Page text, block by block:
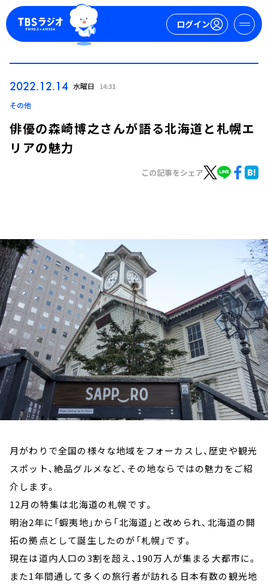
ログイン
トピックス
TBS Podcast
お知らせ
イベント・グッズ
YouTube
会社情報
2022.12.14 水曜日 14:31
その他
俳優の森崎博之さんが語る北海道と札幌エ
リアの魅力
この記事をシェア
月がわりで全国の様々な地域をフォーカスし、歴史や観光
スポット、絶品グルメなど、その地ならではの魅力をご紹
介します。
12月の特集は北海道の札幌です。
明治2年に「蝦夷地」から「北海道」と改められ、北海道の開
拓の拠点として誕生したのが「札幌」です。
現在は道内人口の3割を超え、190万人が集まる大都市に。
また1年間通して多くの旅行者が訪れる日本有数の観光地